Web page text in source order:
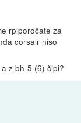
rpiporočate za
corsair niso
z bh-5 (6) čipi?